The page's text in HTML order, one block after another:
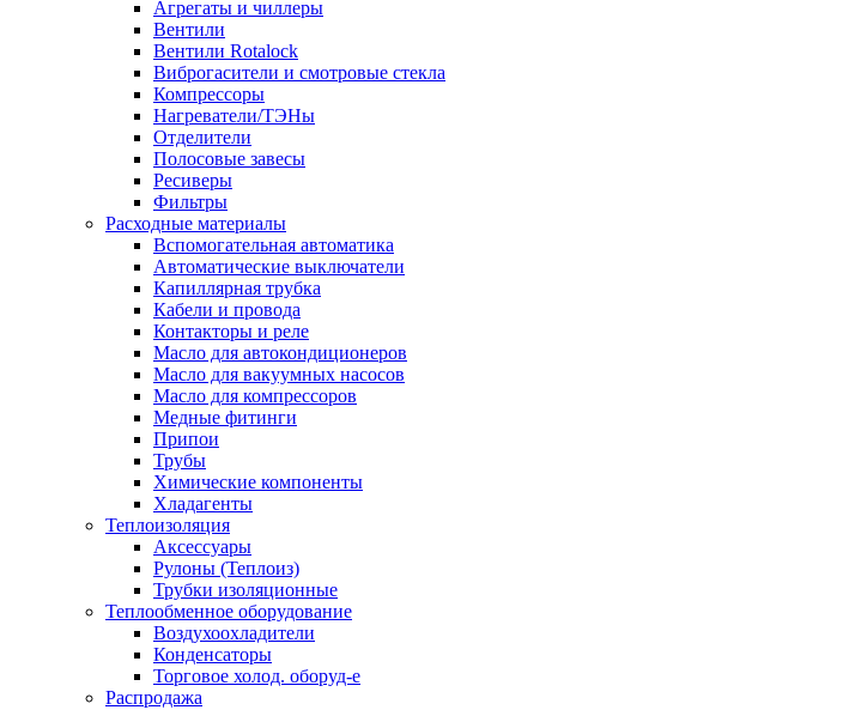
Агрегаты и чиллеры
Вентили
Вентили Rotalock
Виброгасители и смотровые стекла
Компрессоры
Нагреватели/ТЭНы
Отделители
Полосовые завесы
Ресиверы
Фильтры
Расходные материалы
Вспомогательная автоматика
Автоматические выключатели
Капиллярная трубка
Кабели и провода
Контакторы и реле
Масло для автокондиционеров
Масло для вакуумных насосов
Масло для компрессоров
Медные фитинги
Припои
Трубы
Химические компоненты
Хладагенты
Теплоизоляция
Аксессуары
Рулоны (Теплоиз)
Трубки изоляционные
Теплообменное оборудование
Воздухоохладители
Конденсаторы
Торговое холод. оборуд-е
Распродажа